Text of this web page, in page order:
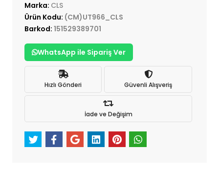
Marka: CLS
Ürün Kodu: (CM)UT966_CLS
Barkod: 151529389701
WhatsApp ile Sipariş Ver
Hızlı Gönderi Güvenli Alışveriş
İade ve Değişim